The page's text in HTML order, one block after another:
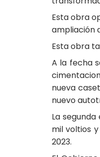
Esta obra
ampliación
Esta obra
A la fecha
nueva
nuevo
La
mil voltios
2023.